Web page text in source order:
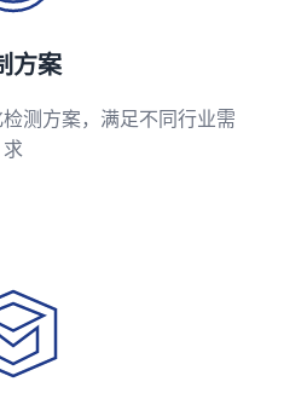
方案
测方案，满足不同行业需
求